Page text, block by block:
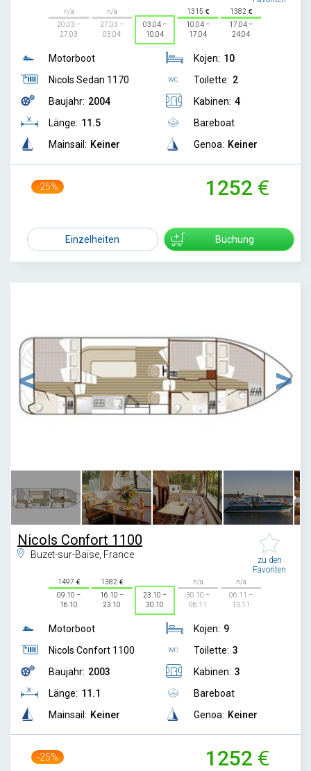
n/a
20.03 –
27.03
n/a
27.03 –
03.04
03.04 –
10.04
1315
10.04 –
17.04
1382
17.04 –
24.04
Motorboot
Nicols Sedan 1170
Baujahr: 2004
Länge: 11.5
Mainsail: Keiner
Kojen: 10
Toilette: 2
Kabinen: 4
Bareboat
Genoa: Keiner
-25% 1252
Einzelheiten Buchung
Nicols Confort 1100
Buzet-sur-Baïse, France
zu den
Favoriten
1497
09.10 –
16.10
1382
16.10 –
23.10
23.10 –
30.10
n/a
30.10 –
06.11
n/a
06.11 –
13.11
Motorboot
Nicols Confort 1100
Baujahr: 2003
Länge: 11.1
Mainsail: Keiner
Kojen: 9
Toilette: 3
Kabinen: 3
Bareboat
Genoa: Keiner
-25% 1252